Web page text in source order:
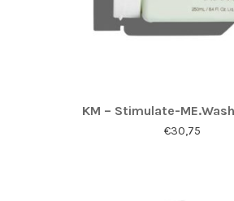
KM – Stimulate-
€30,75